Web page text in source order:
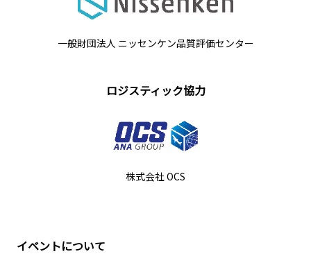
一般財団法人 ニッセンケン品質評価センター
ロジスティック協力
株式会社 OCS
イベントについて